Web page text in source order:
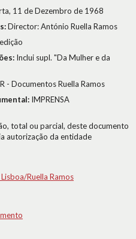
11 de Dezembro de 1968
Director: António Ruella Ramos
Inclui supl. "Da Mulher e da
- Documentos Ruella Ramos
IMPRENSA
total ou parcial, deste documento
autorização da entidade
Ruella Ramos